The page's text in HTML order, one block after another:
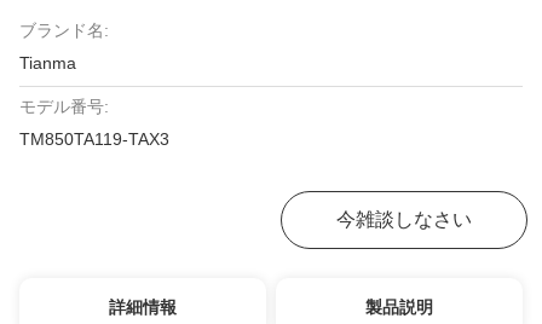
ブランド名:
Tianma
モデル番号:
TM850TA119-TAX3
今雑談しなさい
詳細情報 製品説明